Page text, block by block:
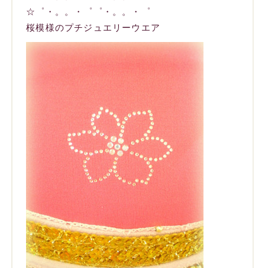
☆゜・。。・゜゜・。。・゜
桜模様のプチジュエリーウエア